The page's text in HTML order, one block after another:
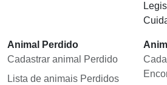
Animal Perdido
Cadastrar animal Perdido
Lista de animais Perdidos